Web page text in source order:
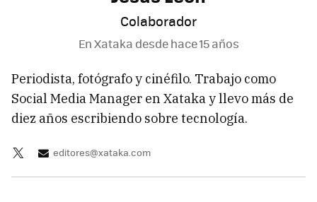
Colaborador
En Xataka desdehace 15 años
Periodista, fotógrafo y cinéfilo.⁣ Trabajo como
Social Media Manager en Xataka y llevo más de
diez años escribiendo sobre tecnología.
editores@xataka.com